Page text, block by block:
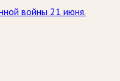
войны 21 июня.